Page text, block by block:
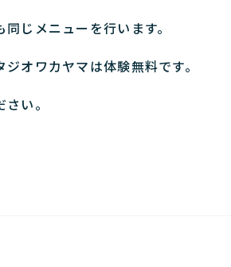
じメニューを行います。
オワカヤマは体験無料です。
い。